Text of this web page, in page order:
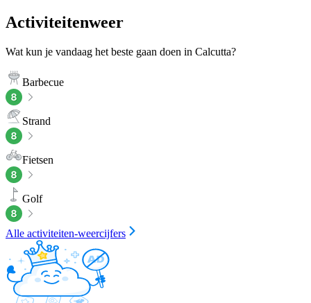
Activiteitenweer
Wat kun je vandaag het beste gaan doen in Calcutta?
Barbecue
Strand
Fietsen
Golf
Alle activiteiten-weercijfers